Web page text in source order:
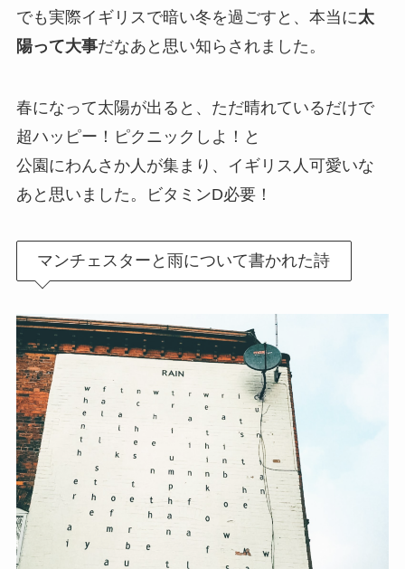
でも実際イギリスで暗い冬を過ごすと、本当に太
陽って大事だなあと思い知らされました。
春になって太陽が出ると、ただ晴れているだけで
超ハッピー！ピクニックしよ！と
公園にわんさか人が集まり、イギリス人可愛いな
あと思いました。ビタミンD必要！
マンチェスターと雨について書かれた詩